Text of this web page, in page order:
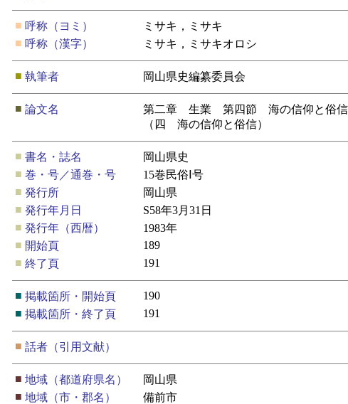
■ 呼称（ヨミ）
ミサキ，ミサキ
■ 呼称（漢字） ミサキ，ミサキオロシ
■ 執筆者 岡山県史編纂委員会
■ 論文名
第二章 生業 第四節 海の信仰と俗
（四 海の信仰と俗信）
■ 書名・誌名
岡山県史
■ 巻・号／通巻・号
15巻民俗Ⅰ号
■ 発行所
岡山県
■ 発行年月日
S58年3月31日
■ 発行年（西暦）
1983年
■ 開始頁
189
■ 終了頁 191
■ 掲載箇所・開始頁
190
■ 掲載箇所・終了頁 191
■ 話者（引用文献）
■ 地域（都道府県名）
岡山県
■ 地域（市・郡名）
備前市